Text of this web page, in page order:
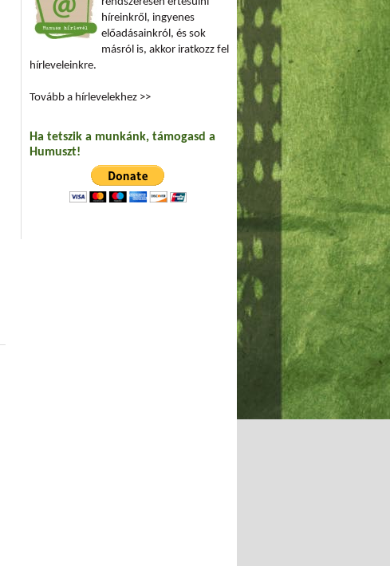
híreinkről, ingyenes
előadásainkról, és sok
másról is, akkor iratkozz fel
hírleveleinkre.
Tovább a hírlevelekhez >>
Ha tetszik a munkánk, támogasd a
Humuszt!